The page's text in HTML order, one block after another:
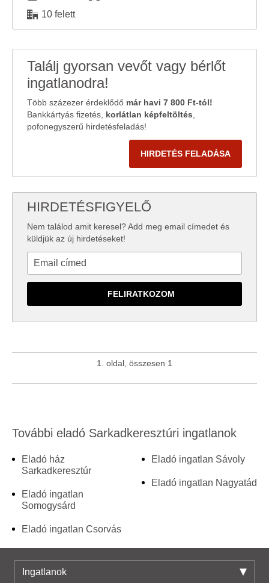
10 felett
Találj gyorsan vevőt vagy bérlőt
ingatlanodra!
Több százezer érdeklődő már havi 7 800 Ft-tól!
Bankkártyás fizetés, korlátlan képfeltöltés
pofonegyszerű hirdetésfeladás!
HIRDETÉS FELADÁSA
HIRDETÉSFIGYELŐ
Nem találod amit keresel? Add meg email címedet és
küldjük az új hirdetéseket!
1. oldal, összesen 1
További eladó Sarkadkeresztúri ingatlanok
Eladó ház
Sarkadkeresztúr
Eladó ingatlan
Somogysárd
Eladó ingatlan Csorvás
Eladó ingatlan Sávoly
Eladó ingatlan Nagyatád
Ingatlanok